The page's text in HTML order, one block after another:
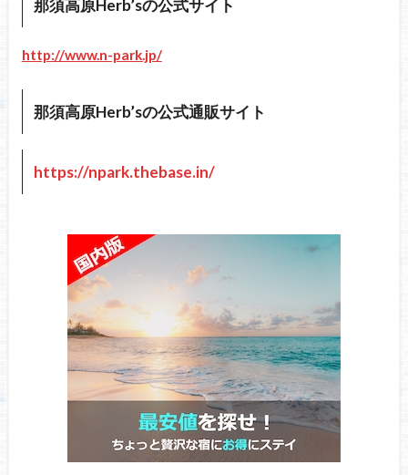
那須高原Herb’sの公式サイト
http://www.n-park.jp/
那須高原Herb’sの公式通販サイト
https://npark.thebase.in/